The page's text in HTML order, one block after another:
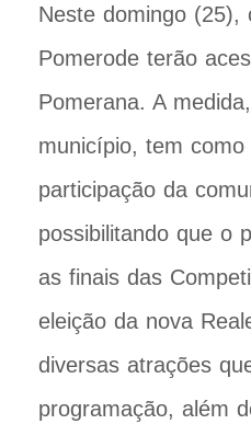
Neste domingo (25),
Pomerode terão
Pomerana. A
município, tem
participação da
possibilitando que o
as finais das
eleição da nova
diversas atrações
programação, além